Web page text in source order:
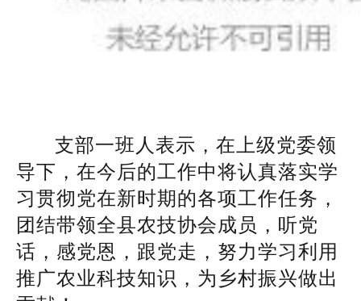
支部一班人表示，在上级党委领
导下，在今后的工作中将认真落实学
习贯彻党在新时期的各项工作任务，
团结带领全县农技协会成员，听党
话，感党恩，跟党走，努力学习利用
推广农业科技知识，为乡村振兴做出